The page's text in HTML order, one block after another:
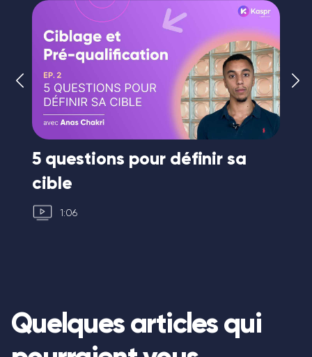
5 questions pour définir sa
cible
1:06
Quelques articles qui